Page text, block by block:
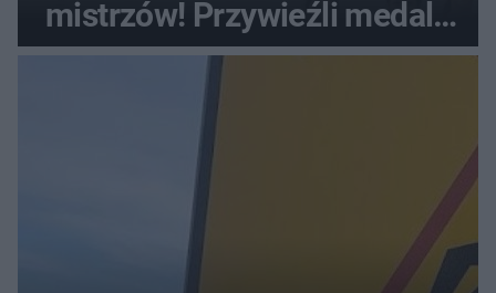
mistrzów! Przywieźli medale
z mistrzostw Europy